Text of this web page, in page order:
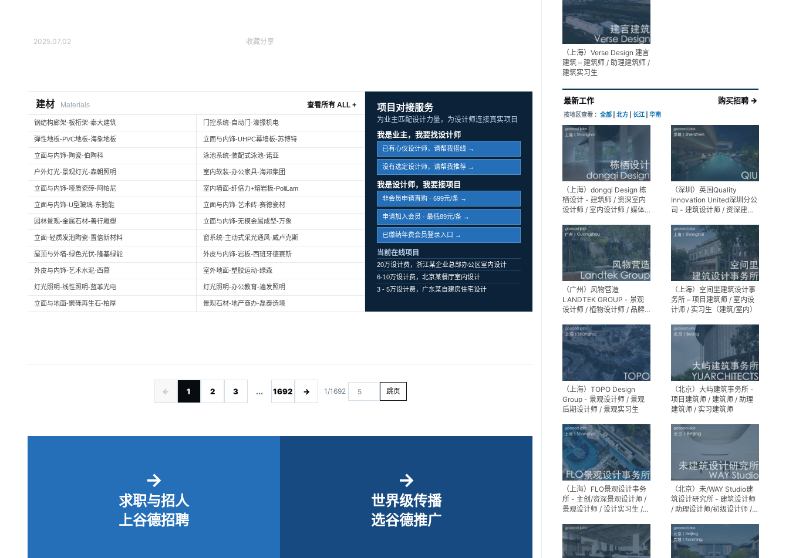
2025.07.02 收藏分享
建材 Materials 查看所有 ALL +
钢结构廊架-板桁架-泰大建筑 门控系统-自动门-濠振机电
弹性地板-PVC地板-海象地板 立面与内饰-UHPC幕墙板-苏博特
立面与内饰-陶瓷-伯陶科 泳池系统-装配式泳池-诺亚
户外灯光-景观灯光-森朝照明 室内软装-办公家具-海邦集团
立面与内饰-哑质瓷砖-阿帕尼 室内墙面-纤倍力+熔岩板-PoliLam
立面与内饰-U型玻璃-东驰能 立面与内饰-艺术砖-赛德瓷材
园林景观-金属石材-善行雕塑 立面与内饰-无模金属成型-万象
立面-轻质发泡陶瓷-置信新材料 窗系统-主动式采光通风-威卢克斯
屋顶与外墙-绿色光伏-隆基绿能 外皮与内饰-岩板-西班牙德赛斯
外皮与内饰-艺术水泥-西慕 室外地面-塑胶运动-绿森
灯光照明-线性照明-蓝菲光电 灯光照明-办公教育-遍发照明
立面与地面-聚砾再生石-柏厚 景观石材-地产商办-磊泰造境
项目对接服务
为业主匹配设计力量，为设计师连接真实项目
我是业主，我要找设计师
已有心仪设计师，请帮我搭线 →
没有选定设计师，请帮我推荐 →
我是设计师，我要接项目
非会员申请直购 · 699元/条 →
申请加入会员 · 最低89元/条 →
已缴纳年费会员登录入口 →
当前在线项目
20万设计费，浙江某企业总部办公区室内设计
6-10万设计费，北京某餐厅室内设计
3 - 5万设计费，广东某自建房住宅设计
← 1 2 3 ... 1692 → 1/1692 跳页
→
求职与招人
上谷德招聘
→
世界级传播
选谷德推广
（上海）Verse Design 建言
建筑 – 建筑师 / 助理建筑师 /
建筑实习生
最新工作 购买招聘 →
按地区查看 ： 全部 北方 长江 华南
（上海）dongqi Design 栋
栖设计 - 建筑师 / 资深室内
设计师 / 室内设计师 / 媒体
生（常年招聘）
（深圳）英国Quality
Innovation United深圳分公
司 - 建筑设计师 / 资深建筑
实习生
（广州）风物营造
LANDTEK GROUP - 景观
设计师 / 植物设计师 / 品牌
（上海）空间里建筑设计事
务所 – 项目建筑师 / 室内设
计师 / 实习生（建筑/室内）
（上海）TOPO Design
Group - 景观设计师 / 景观
后期设计师 / 景观实习生
（北京）大屿建筑事务所 -
项目建筑师 / 建筑师 / 助理
建筑师 / 实习建筑师
（上海）FLO景观设计事务
所 - 主创/资深景观设计师 /
景观设计师 / 设计实习生 /
设计师
（北京）未/WAY Studio建
筑设计研究所 - 建筑设计师
/ 助理设计师/初级设计师 /
助理